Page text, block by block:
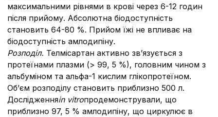
максимальними рівнями в крові через 6-12 годин
після прийому. Абсолютна біодоступність
становить 64-80 %. Прийом їжі не впливає на
біодоступність амлодипіну.
Розподіл. Телмісартан активно звʼязується з
протеїнами плазми (> 99, 5 %), головним чином з
альбуміном та альфа-1 кислим глікопротеїном.
Об’єм розподілу становить приблизно 500 л.
Дослідженняіn vitroпродемонстрували, що
приблизно 97, 5 % амлодипіну, що циркулює в